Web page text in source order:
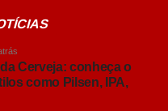
Lager, IPA, Weiss
de muitos brasileiros,
diferencia cada
dos aromas, corpo,
ajudam a explicar por
Cerveja: conheça o
como Pilsen, IPA,